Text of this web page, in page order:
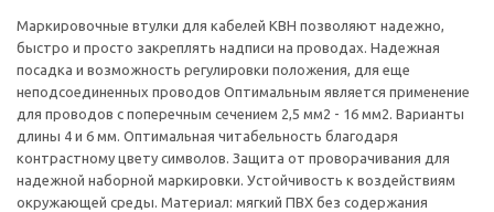
Маркировочные втулки для кабелей KBH позволяют надежно,
быстро и просто закреплять надписи на проводах. Надежная
посадка и возможность регулировки положения, для еще
неподсоединенных проводов Оптимальным является применение
для проводов с поперечным сечением 2,5 мм2 - 16 мм2. Варианты
длины 4 и 6 мм. Оптимальная читабельность благодаря
контрастному цвету символов. Защита от проворачивания для
надежной наборной маркировки. Устойчивость к воздействиям
окружающей среды. Материал: мягкий ПВХ без содержания